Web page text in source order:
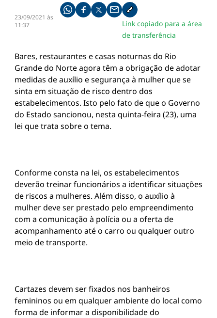
23/09/2021 às
11:37
Compartilhe pelo whatsapp
Compartilhar no facebook
Compartilhar no twitter
Compartilhe pelo email
Copiar link da notícia
Link copiado para a área
de transferência
Bares, restaurantes e casas noturnas do Rio
Grande do Norte agora têm a obrigação de adotar
medidas de auxílio e segurança à mulher que se
sinta em situação de risco dentro dos
estabelecimentos. Isto pelo fato de que o Governo
do Estado sancionou, nesta quinta-feira (23), uma
lei que trata sobre o tema.
Conforme consta na lei, os estabelecimentos
deverão treinar funcionários a identificar situações
de riscos a mulheres. Além disso, o auxílio à
mulher deve ser prestado pelo empreendimento
com a comunicação à polícia ou a oferta de
acompanhamento até o carro ou qualquer outro
meio de transporte.
Cartazes devem ser fixados nos banheiros
femininos ou em qualquer ambiente do local como
forma de informar a disponibilidade do